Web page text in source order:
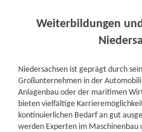
Weiterbildungen
Niedersachsen ist geprägt durch
Großunternehmen in der
Anlagenbau oder der maritimen
bieten vielfältige
kontinuierlichen Bedarf an gut
werden Experten im Maschinenbau